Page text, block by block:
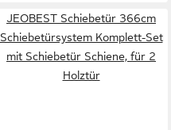
JEOBEST Schiebetür 366cm
Schiebetürsystem Komplett-Set
mit Schiebetür Schiene, für 2
Holztür